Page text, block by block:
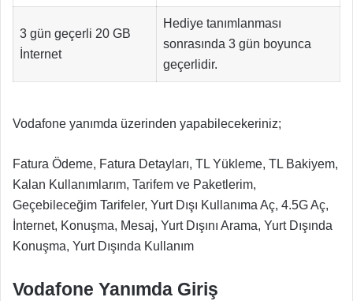
3 gün geçerli 20 GB
İnternet
Hediye tanımlanması
sonrasında 3 gün boyunca
geçerlidir.
Vodafone yanımda üzerinden yapabilecekeriniz;
Fatura Ödeme, Fatura Detayları, TL Yükleme, TL Bakiyem,
Kalan Kullanımlarım, Tarifem ve Paketlerim,
Geçebileceğim Tarifeler, Yurt Dışı Kullanıma Aç, 4.5G Aç,
İnternet, Konuşma, Mesaj, Yurt Dışını Arama, Yurt Dışında
Konuşma, Yurt Dışında Kullanım
Vodafone Yanımda Giriş